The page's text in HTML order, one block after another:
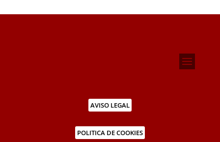
AVISO LEGAL
POLITICA DE COOKIES